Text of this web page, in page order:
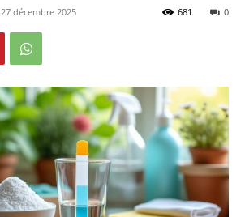
27 décembre 2025 0
681